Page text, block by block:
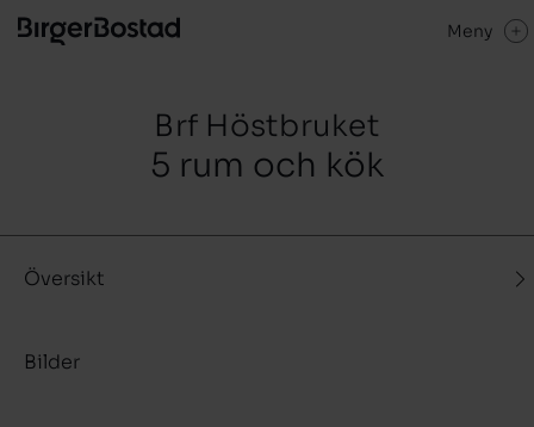
Meny
Brf Höstbruket
5 rum och kök
Översikt
Bilder